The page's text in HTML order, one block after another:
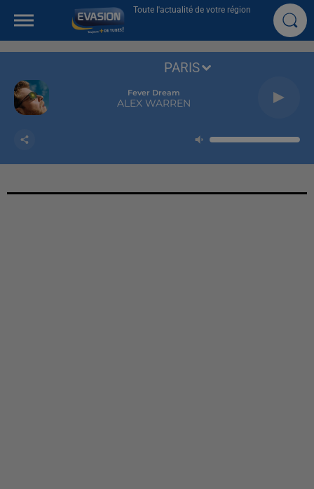
Toute l'actualité de votre région
Fever Dream
ALEX WARREN
PARIS